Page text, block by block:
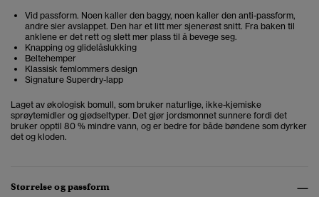
Vid passform. Noen kaller den baggy, noen kaller den anti-passform,
andre sier avslappet. Den har et litt mer sjenerøst snitt. Fra baken til
anklene er det rett og slett mer plass til å bevege seg.
Knapping og glidelåslukking
Beltehemper
Klassisk femlommers design
Signature Superdry-lapp
Laget av økologisk bomull, som bruker naturlige, ikke-kjemiske
sprøytemidler og gjødseltyper. Det gjør jordsmonnet sunnere fordi det
bruker opptil 80 % mindre vann, og er bedre for både bøndene som dyrker
det og kloden.
Størrelse og passform